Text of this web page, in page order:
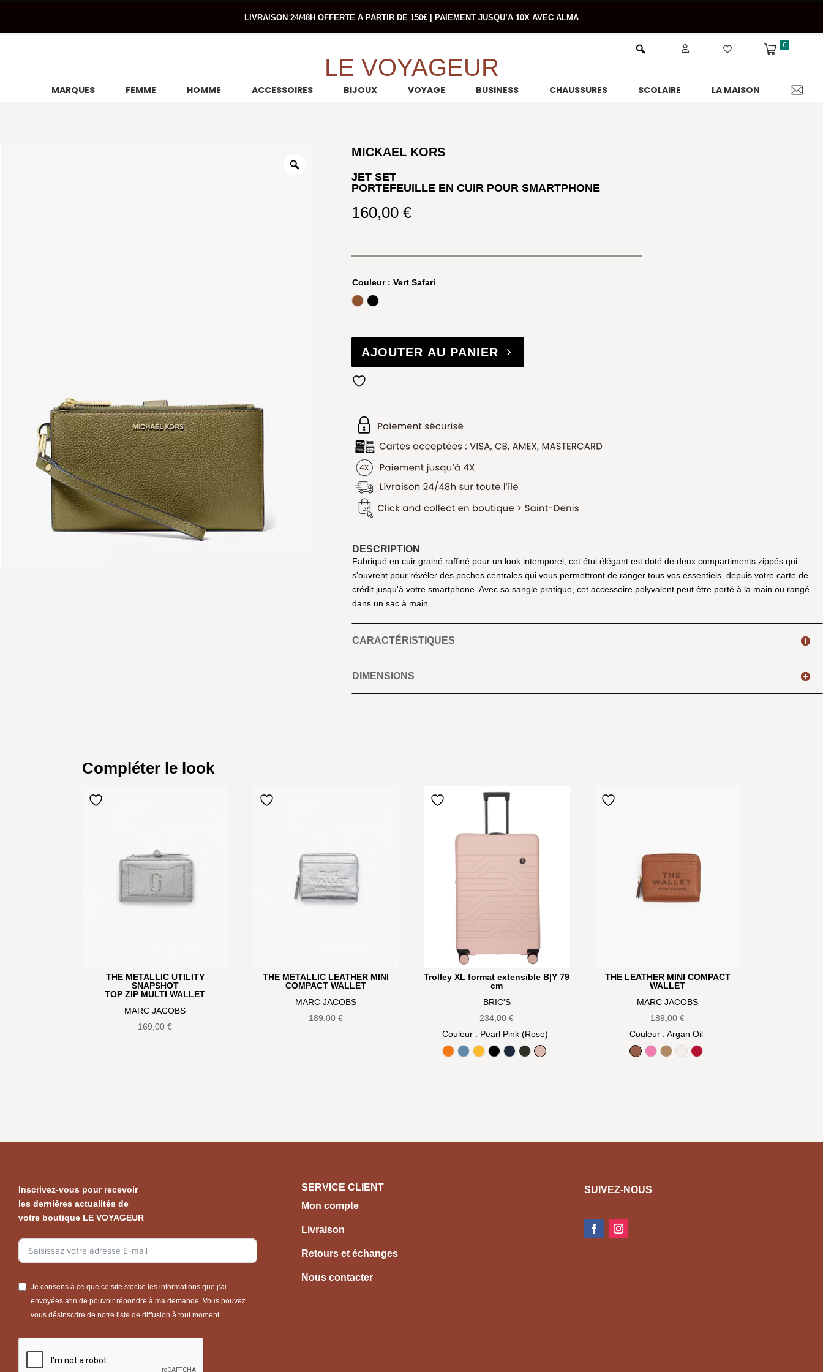
LIVRAISON 24/48H OFFERTE A PARTIR DE 150€ | PAIEMENT JUSQU’A 10X AVEC ALMA
0
LE VOYAGEUR
MARQUES FEMME HOMME ACCESSOIRES BIJOUX VOYAGE BUSINESS CHAUSSURES SCOLAIRE LA MAISON
MICKAEL KORS
JET SET
PORTEFEUILLE EN CUIR POUR SMARTPHONE
160,00 €
Couleur: Vert Safari
Luggage
Noir
AJOUTER AU PANIER
DESCRIPTION
Fabriqué en cuir grainé raffiné pour un look intemporel, cet étui élégant est doté de deux compartiments zippés qui
s'ouvrent pour révéler des poches centrales qui vous permettront de ranger tous vos essentiels, depuis votre carte de
crédit jusqu'à votre smartphone. Avec sa sangle pratique, cet accessoire polyvalent peut être porté à la main ou rangé
dans un sac à main.
CARACTÉRISTIQUES
DIMENSIONS
Compléter le look
THE METALLIC UTILITY
SNAPSHOT
TOP ZIP MULTI WALLET
MARC JACOBS
169,00€
THE METALLIC LEATHER MINI
COMPACT WALLET
MARC JACOBS
189,00€
Trolley XL format extensible B|Y 79
cm
BRIC'S
234,00€
Couleur : Pearl Pink (Rose)
Aranci (Orange)
Avio (Bleu Gris)
Mango (Jaune)
NoirOceano (Bleu marine)
OlivePearl Pink (Rose)
THE LEATHER MINI COMPACT
WALLET
MARC JACOBS
189,00€
Couleur: Argan Oil
Argan Oil
Bow pink
CamelCottonTrue Red
Inscrivez-vous pour recevoir
les dernières actualités de
votre boutique LE VOYAGEUR
Je consens à ce que ce site stocke les informations que j’ai
envoyées afin de pouvoir répondre à ma demande. Vous pouvez
vous désinscrire de notre liste de diffusion à tout moment.
SERVICE CLIENT
Mon compte
Livraison
Retours et échanges
Nous contacter
SUIVEZ-NOUS